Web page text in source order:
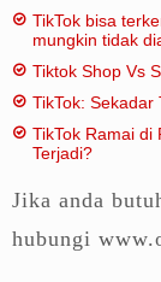
TikTok bisa
mungkin tidak
Tiktok Shop Vs
TikTok:
TikTok Ramai di
Terjadi?
Jika anda
hubungi